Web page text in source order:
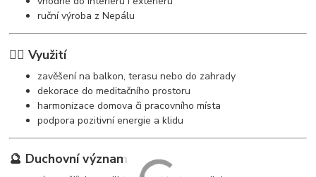
ruční výroba z Nepálu
🧘‍♀️ Využití
zavěšení na balkon, terasu nebo do zahrady
dekorace do meditačního prostoru
harmonizace domova či pracovního místa
podpora pozitivní energie a klidu
🔮 Duchovní význam